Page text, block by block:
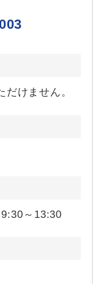
けません。
～13:30